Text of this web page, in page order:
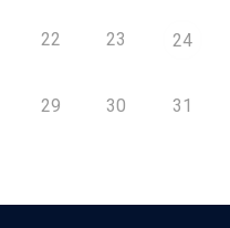
22 23 24
29 30 31